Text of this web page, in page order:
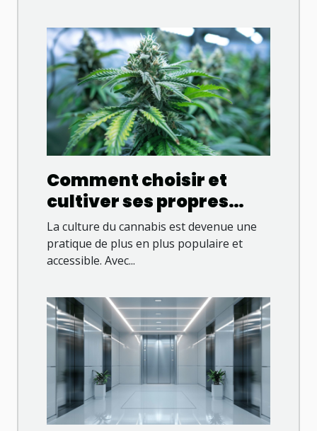
Comment choisir et
cultiver ses propres
variétés de cannabis en
2023
La culture du cannabis est devenue une
pratique de plus en plus populaire et
accessible. Avec...